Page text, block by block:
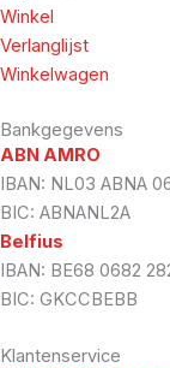
Winkel
Verlanglijst
Winkelwagen
Bankgegevens
ABN AMRO
IBAN: NL03 ABNA
BIC: ABNANL2A
Belfius
IBAN: BE68 0682
BIC: GKCCBEBB
Klantenservice